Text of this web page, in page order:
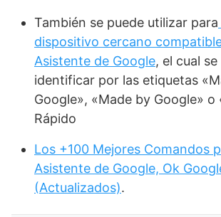
También se puede utilizar para
dispositivo cercano
Asistente de Google, el cual
identificar por las etiquetas
Google», «Made by Google» o
Rápido
Los +100 Mejores Comandos
Asistente de Google, Ok
(Actualizados).